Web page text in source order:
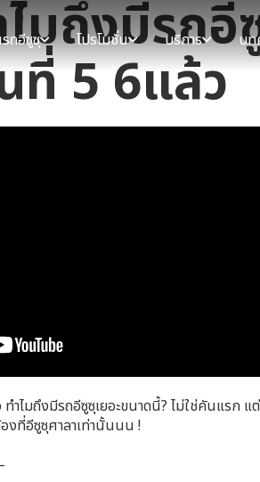
ถอีซูซุ โปรโมชั่น บริการ บท
ไมถึงมีรถ
ที่ 5 6แล้ว
ทำไมถึงมีรถอีซูซุเยอะขนาดนี้? ไม่ใช่คันแร
องที่อีซูซุศาลาเท่านั้นนน !